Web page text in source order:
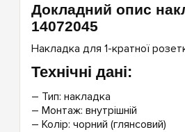
Докладний опис
14072045
Накладка для 1-кратної
Технічні дані:
– Тип: накладка
– Монтаж: внутрішній
– Колір: чорний (глянсовий)